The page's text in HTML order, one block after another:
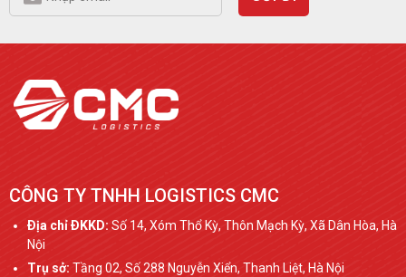
CÔNG TY TNHH LOGISTICS CMC
Ðịa chỉ ÐKKD: Số 14, Xóm Thổ Kỳ, Thôn Mạch Kỳ, Xã Dân Hòa, Hà
Nội
Trụ sở: Tầng 02, Số 288 Nguyễn Xiển, Thanh Liệt, Hà Nội